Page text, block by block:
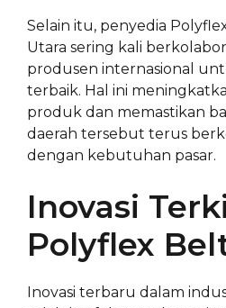
Selain itu, penyedia
Utara sering kali
produsen internasional
terbaik. Hal ini
produk dan memastikan
daerah tersebut terus
dengan kebutuhan pasar.
Inovasi
Polyflex
Inovasi terbaru dalam